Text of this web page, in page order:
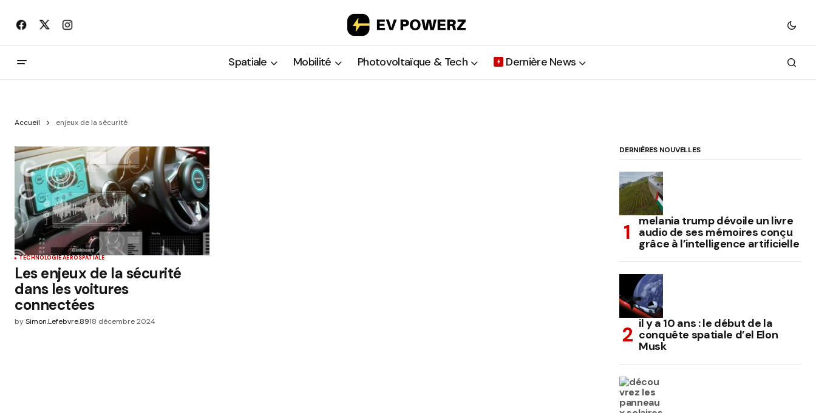
Spatiale Mobilité Photovoltaïque & Tech Dernière News
Accueil enjeux de la sécurité
TECHNOLOGIE AÉROSPATIALE
Les enjeux de la sécurité
dans les voitures
connectées
bySimon.Lefebvre.8918 décembre 2024
DERNIÈRES NOUVELLES
melania trump dévoile un livre
audio de ses mémoires conçu
grâce à l’intelligence artificielle
il y a 10 ans : le début de la
conquête spatiale d’el Elon
Musk